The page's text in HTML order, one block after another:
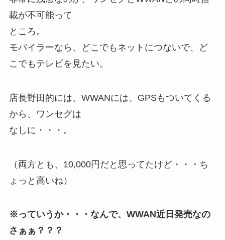
載が不可能って
ところ。
モバイラーなら、どこでもネットにつないで、ど
こでもテレビを見たい。
店長野田的には、WWANには、GPSもついてくる
から、ワンセグは
なしに・・・。
（両方とも、10,000円だと思ってたけど・・・ち
ょっと高いね）
※っていうか・・・なんで、WWAN近日発売なの
さぁぁ？？？